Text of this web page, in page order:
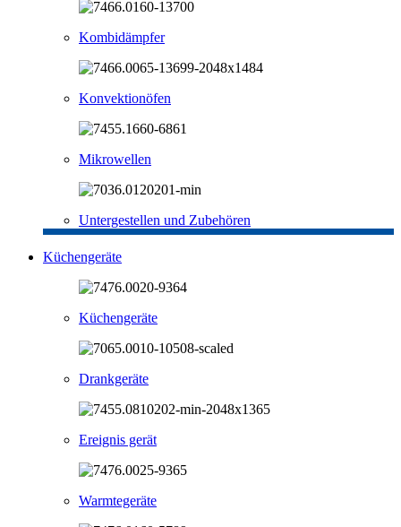
Kombidämpfer
Konvektionöfen
Mikrowellen
Untergestellen und Zubehören
Küchengeräte
Küchengeräte
Drankgeräte
Ereignis gerät
Warmtegeräte